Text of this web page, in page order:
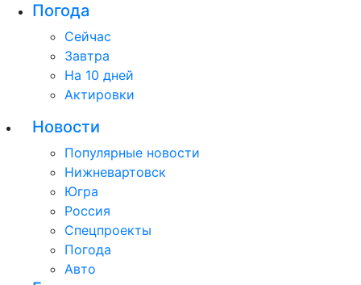
Погода
Сейчас
Завтра
На 10 дней
Актировки
Новости
Популярные новости
Нижневартовск
Югра
Россия
Спецпроекты
Погода
Авто